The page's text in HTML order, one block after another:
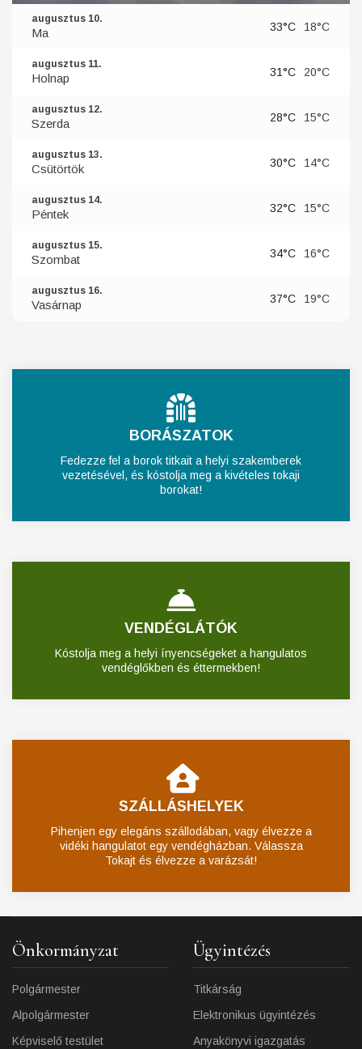
augusztus 10.
Ma 33°C 18°C
augusztus 11.
Holnap 31°C 20°C
augusztus 12.
Szerda 28°C 15°C
augusztus 13.
Csütörtök 30°C 14°C
augusztus 14.
Péntek 32°C 15°C
augusztus 15.
Szombat 34°C 16°C
augusztus 16.
Vasárnap 37°C 19°C
BORÁSZATOK
Fedezze fel a borok titkait a helyi szakemberek
vezetésével, és kóstolja meg a kivételes tokaji
borokat!
VENDÉGLÁTÓK
Kóstolja meg a helyi ínyencségeket a hangulatos
vendéglőkben és éttermekben!
SZÁLLÁSHELYEK
Pihenjen egy elegáns szállodában, vagy élvezze a
vidéki hangulatot egy vendégházban. Válassza
Tokajt és élvezze a varázsát!
Önkormányzat
Polgármester
Alpolgármester
Képviselő testület
Ügyintézés
Titkárság
Elektronikus ügyintézés
Anyakönyvi igazgatás